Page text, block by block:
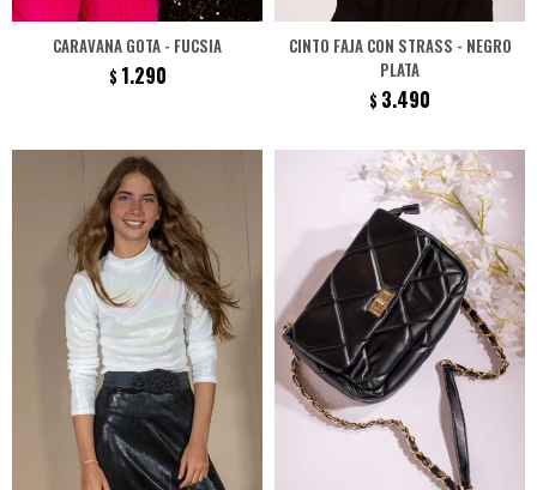
CARAVANA GOTA - FUCSIA
$ 1.290
CINTO FAJA CON STRASS - NEGRO
PLATA
$ 3.490